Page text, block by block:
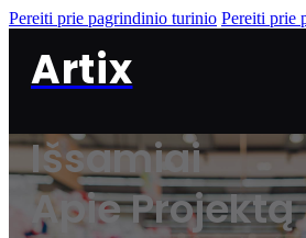
Pereiti prie pagrindinio turinio Pereiti prie
Artix
Išsamiai
Apie Projektą